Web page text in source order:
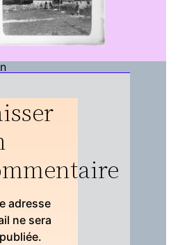
adresse
ne sera